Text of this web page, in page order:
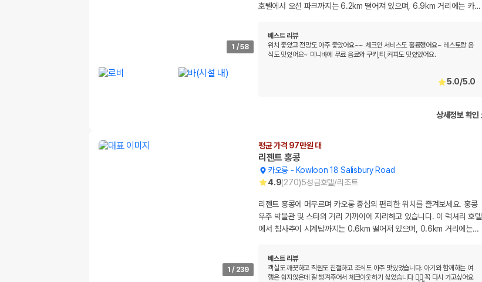
1 /58
호텔에서 오션 파크까지는 6.2km 떨어져 있으며, 6.9km 거리에는 카…
베스트 리뷰
위치 좋았고 전망도 아주 좋았어요~~ 체크인 서비스도 훌륭했어요~ 레스토랑 음
식도 맛있어요~ 미니바에 무료 음료와 쿠키,티,커피도 맛있었어요.
5.0/5.0
상세정보 확인
1 / 239
평균 가격 97만원 대
리젠트 홍콩
카오룽 - Kowloon 18 Salisbury Road
4.9(270)5성급호텔/리조트
리젠트 홍콩에 머무르며 카오룽 중심의 편리한 위치를 즐겨보세요. 홍콩
우주 박물관 및 스타의 거리 가까이에 자리하고 있습니다. 이 럭셔리 호텔
에서 침사추이 시계탑까지는 0.6km 떨어져 있으며, 0.6km 거리에는…
베스트 리뷰
객실도 깨끗하고 직원도 친절하고 조식도 아주 맛있었습니다. 아기와 함께하는 여
행은 쉽지않은데 잘 챙겨주어서 체크아웃하기 싫었습니다 ㅎ̤̮ㅎ̤̫ 꼭 다시 가고싶어요